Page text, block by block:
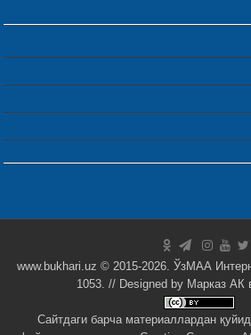
www.bukhari.uz © 2015-2026. ЎзМАА
1053. // Designed by Марказ АК
Сайтдаги барча материаллардан